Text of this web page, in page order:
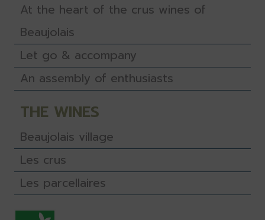
At the heart of the crus wines of
Beaujolais
Let go & accompany
An assembly of enthusiasts
THE WINES
Beaujolais village
Les crus
Les parcellaires